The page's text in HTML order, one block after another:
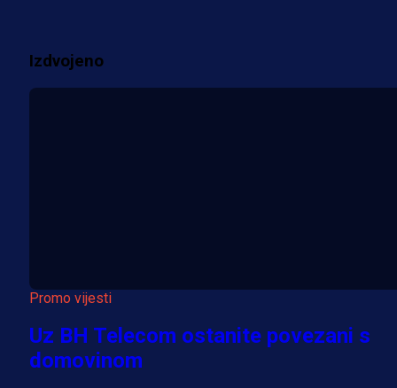
Izdvojeno
Promo vijesti
Uz BH Telecom ostanite povezani s
domovinom